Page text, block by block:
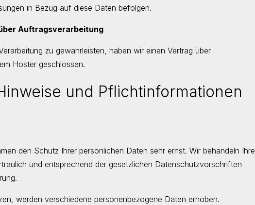
in Bezug auf diese Daten befolgen.
Auftragsverarbeitung
zu gewährleisten, haben wir einen Vertrag über
Hoster geschlossen.
und Pflicht­informationen
den Schutz Ihrer persönlichen Daten sehr ernst. Wir behandeln Ihre
und entsprechend der gesetzlichen Datenschutzvorschriften
werden verschiedene personenbezogene Daten erhoben.